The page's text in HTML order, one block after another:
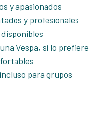
y apasionados
y profesionales
Vespa, si lo prefiere
para grupos